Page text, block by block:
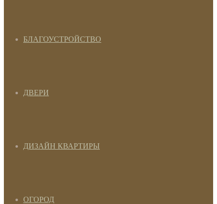
БЛАГОУСТРОЙСТВО
ДВЕРИ
ДИЗАЙН КВАРТИРЫ
ОГОРОД